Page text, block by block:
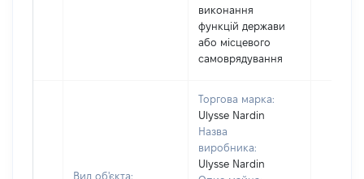
виконання
функцій держави
або місцевого
самоврядування
Вид об'єкта:
Торгова марка:
Ulysse Nardin
Назва
виробника:
Ulysse Nardin